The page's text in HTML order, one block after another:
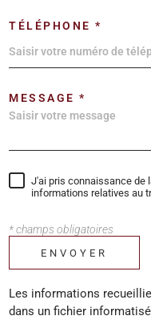
TÉLÉPHONE *
MESSAGE *
J'ai pris connaissance de
informations relatives au
* champs obligatoires
ENVOYER
Les informations
dans un fichier